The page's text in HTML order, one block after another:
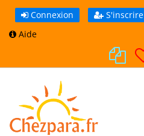
Connexion S'inscrire
Aide